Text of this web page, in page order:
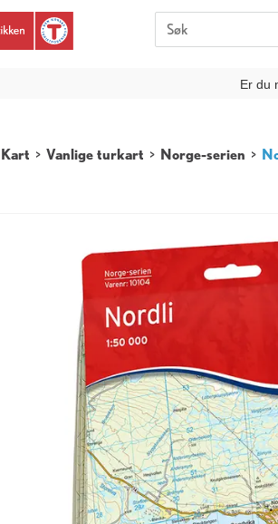
Er du
Kart > Vanlige turkart > Norge-serien >